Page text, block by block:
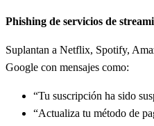
Phishing de servicios de
Suplantan a Netflix, Spotify,
Google con mensajes como:
“Tu suscripción ha sido
“Actualiza tu método de